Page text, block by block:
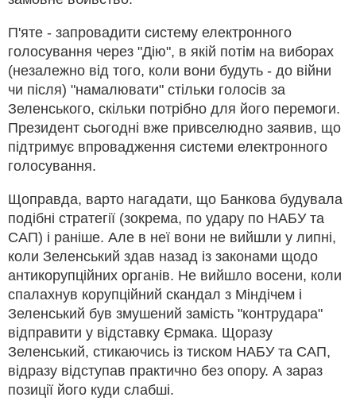
П'яте - запровадити систему електронного
голосування через "Дію", в якій потім на виборах
(незалежно від того, коли вони будуть - до війни
чи після) "намалювати" стільки голосів за
Зеленського, скільки потрібно для його перемоги.
Президент сьогодні вже привселюдно заявив, що
підтримує впровадження системи електронного
голосування.
Щоправда, варто нагадати, що Банкова будувала
подібні стратегії (зокрема, по удару по НАБУ та
САП) і раніше. Але в неї вони не вийшли у липні,
коли Зеленський здав назад із законами щодо
антикорупційних органів. Не вийшло восени, коли
спалахнув корупційний скандал з Міндічем і
Зеленський був змушений замість "контрудара"
відправити у відставку Єрмака. Щоразу
Зеленський, стикаючись із тиском НАБУ та САП,
відразу відступав практично без опору. А зараз
позиції його куди слабші.